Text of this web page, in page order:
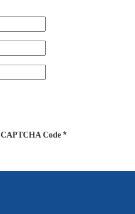
CAPTCHA Code *